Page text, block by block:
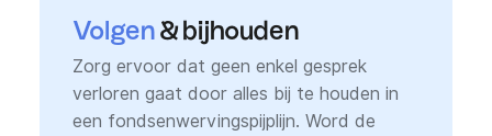
Volgen & bijhouden
Zorg ervoor dat geen enkel gesprek
verloren gaat door alles bij te houden in
een fondsenwervingspijplijn. Word de